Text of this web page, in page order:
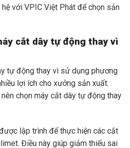
với VPIC Việt Phát để chọn sản
cắt dây tự động thay vì
tự động thay vì sử dụng phương
lợi ích cho xưởng sản xuất.
chọn máy cắt dây tự động thay
lập trình để thực hiện các cắt
Điều này giúp giảm thiểu sai